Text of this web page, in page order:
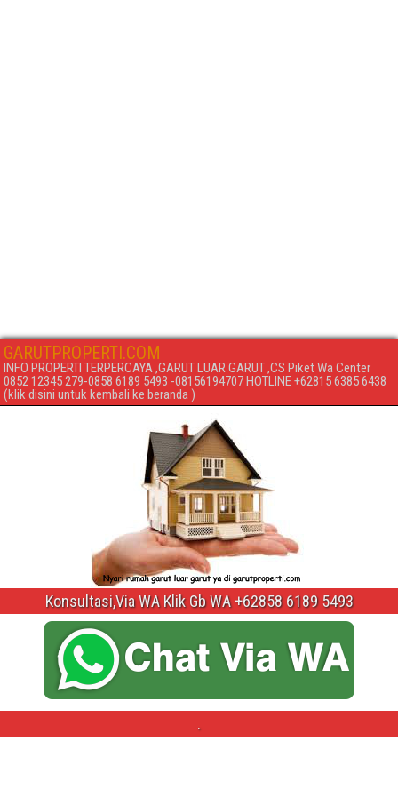
GARUTPROPERTI.COM
INFO PROPERTI TERPERCAYA ,GARUT LUAR GARUT ,CS Piket Wa Center
0852 12345 279-0858 6189 5493 -08156194707 HOTLINE +62815 6385 6438
(klik disini untuk kembali ke beranda )
Konsultasi,Via WA Klik Gb WA +62858 6189 5493
.